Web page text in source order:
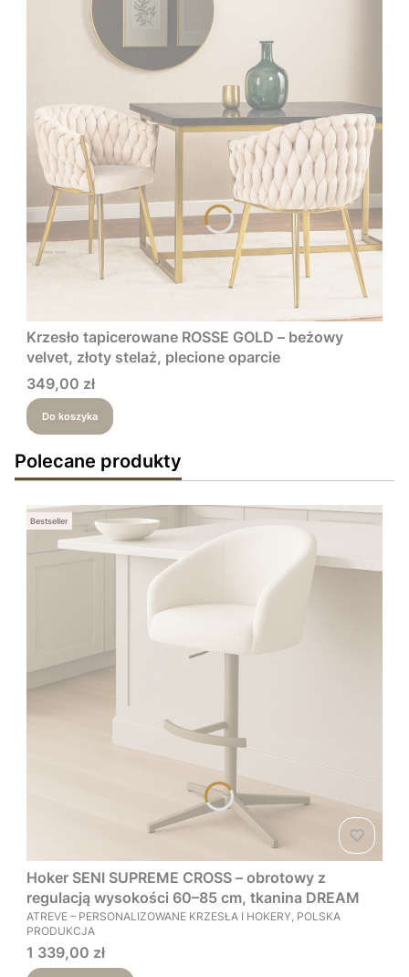
Krzesło tapicerowane ROSSE GOLD – beżowy
velvet, złoty stelaż, plecione oparcie
Cena
349,00 zł
Do koszyka
Polecane produkty
Bestseller
Hoker SENI SUPREME CROSS – obrotowy z
regulacją wysokości 60–85 cm, tkanina DREAM
PRODUCENT
ATREVE – PERSONALIZOWANE KRZESŁA I HOKERY, POLSKA
PRODUKCJA
Cena
1 339,00 zł